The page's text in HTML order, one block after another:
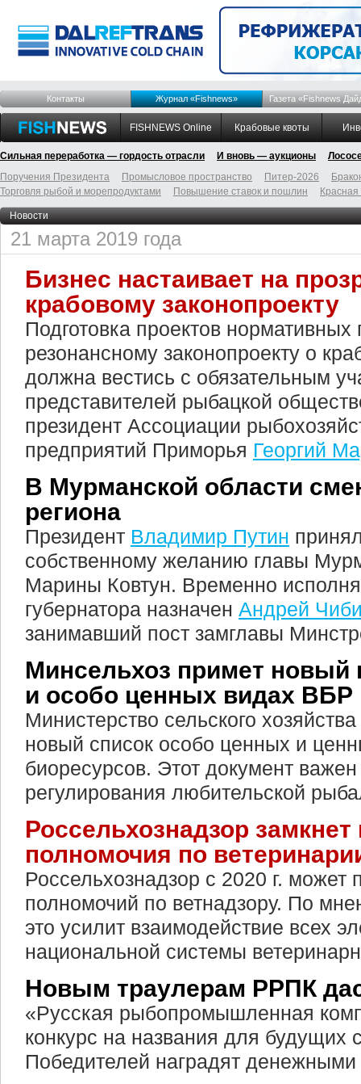
Контакты Журнал «Fishnews» Газета «Fishnews
FISHNEWS Online Крабовые квоты
Сильная переработка — гордость отрасли И вновь — аукционы
Поручения Президента
Промысловое пространство Питер-2026
Торговля рыбой и морепродуктами
Повышение ставок и пошлин
Новости
21 марта 2019 года
Бизнес настаивает на
крабовому законопроекту
Подготовка проектов нормативных
резонансному законопроекту о
должна вестись с обязательным
представителей рыбацкой
президент Ассоциации
предприятий Приморья Георгий
В Мурманской области
региона
Президент Владимир Путин
собственному желанию главы
Марины Ковтун. Временно
губернатора назначен Андрей
занимавший пост замглавы
Минсельхоз примет новый
и особо ценных видах ВБР
Министерство сельского
новый список особо ценных и
биоресурсов. Этот документ
регулирования любительской
Россельхознадзор замкнет
полномочия по
Россельхознадзор с 2020 г. может
полномочий по ветнадзору. По
это усилит взаимодействие всех
национальной системы
Новым траулерам РРПК
«Русская рыбопромышленная
конкурс на названия для будущих
Победителей наградят